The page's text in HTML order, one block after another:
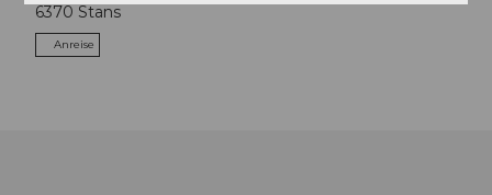
6370 Stans
Anreise